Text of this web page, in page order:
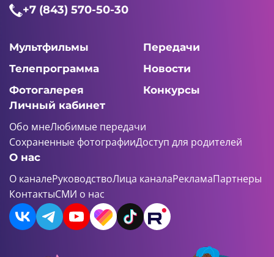
+7 (843) 570-50-30
Мультфильмы
Передачи
Телепрограмма
Новости
Фотогалерея
Конкурсы
Личный кабинет
Обо мнеЛюбимые передачи
Сохраненные фотографииДоступ для родителей
О нас
О каналеРуководствоЛица каналаРекламаПартнеры
КонтактыСМИ о нас